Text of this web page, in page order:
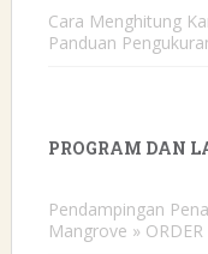
Cara Menghitung
Panduan
PROGRAM DAN
Pendampingan
Mangrove » ORDER